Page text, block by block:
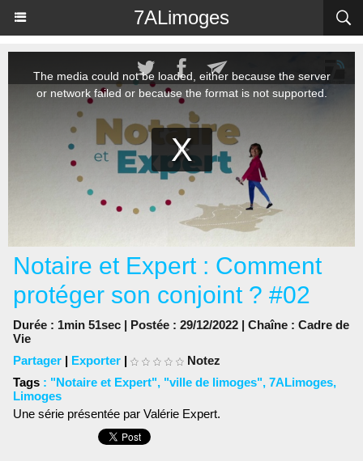
7ALimoges
Notaire et Expert : Comment
protéger son conjoint ? #02
Durée : 1min 51sec | Postée : 29/12/2022 | Chaîne : Cadre de
Vie
Partager | Exporter |
Notez
Tags : "Notaire et Expert", "ville de limoges", 7ALimoges,
Limoges
Une série présentée par Valérie Expert.